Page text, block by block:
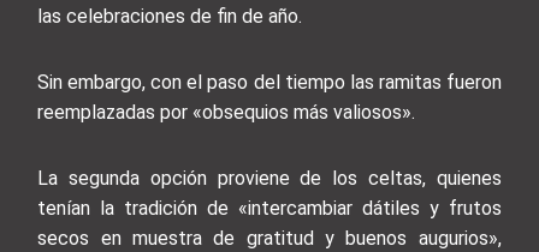
las celebraciones de fin de año.
Sin embargo, con el paso del tiempo las ramitas fueron
reemplazadas por «obsequios más valiosos».
La segunda opción proviene de los celtas, quienes
tenían la tradición de «intercambiar dátiles y frutos
secos en muestra de gratitud y buenos augurios»,